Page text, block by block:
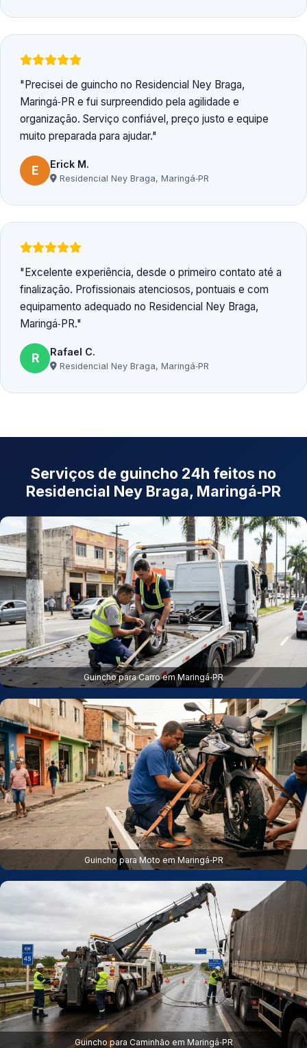
Precisei de guincho no Residencial Ney Braga,
Maringá‑PR e fui surpreendido pela agilidade e
organização. Serviço confiável, preço justo e equipe
muito preparada para ajudar.
E Erick M.
Residencial Ney Braga, Maringá‑PR
Excelente experiência, desde o primeiro contato até a
finalização. Profissionais atenciosos, pontuais e com
equipamento adequado no Residencial Ney Braga,
Maringá‑PR.
R Rafael C.
Residencial Ney Braga, Maringá‑PR
Serviços de guincho 24h feitos no
Residencial Ney Braga, Maringá‑PR
Guincho para Carro em Maringá‑PR
Guincho para Moto em Maringá‑PR
Guincho para Caminhão em Maringá‑PR